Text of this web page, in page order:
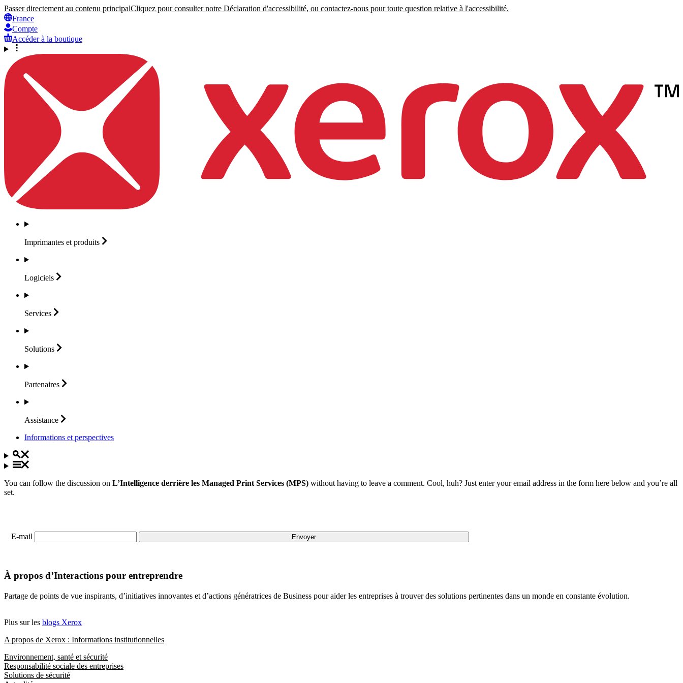
Passer directement au contenu principalCliquez pour consulter notre Déclaration d'accessibilité, ou contactez-nous pour toute question relative à l'accessibilité.
France
Compte
Accéder à la boutique
Imprimantes et produits
Logiciels
Services
Solutions
Partenaires
Assistance
Informations et perspectives
You can follow the discussion on L’Intelligence derrière les Managed Print Services (MPS) without having to leave a comment. Cool, huh? Just enter your email address in the form here below and you’re all
set.
E-mail
À propos d’Interactions pour entreprendre
Partage de points de vue inspirants, d’initiatives innovantes et d’actions génératrices de Business pour aider les entreprises à trouver des solutions pertinentes dans un monde en constante évolution.
Plus sur les blogs Xerox
A propos de Xerox : Informations institutionnelles
Environnement, santé et sécurité
Responsabilité sociale des entreprises
Solutions de sécurité